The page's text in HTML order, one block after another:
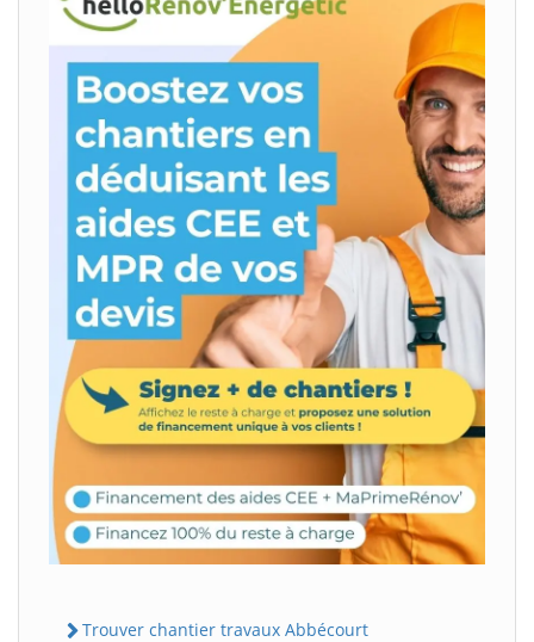
Trouver chantier travaux Abbécourt